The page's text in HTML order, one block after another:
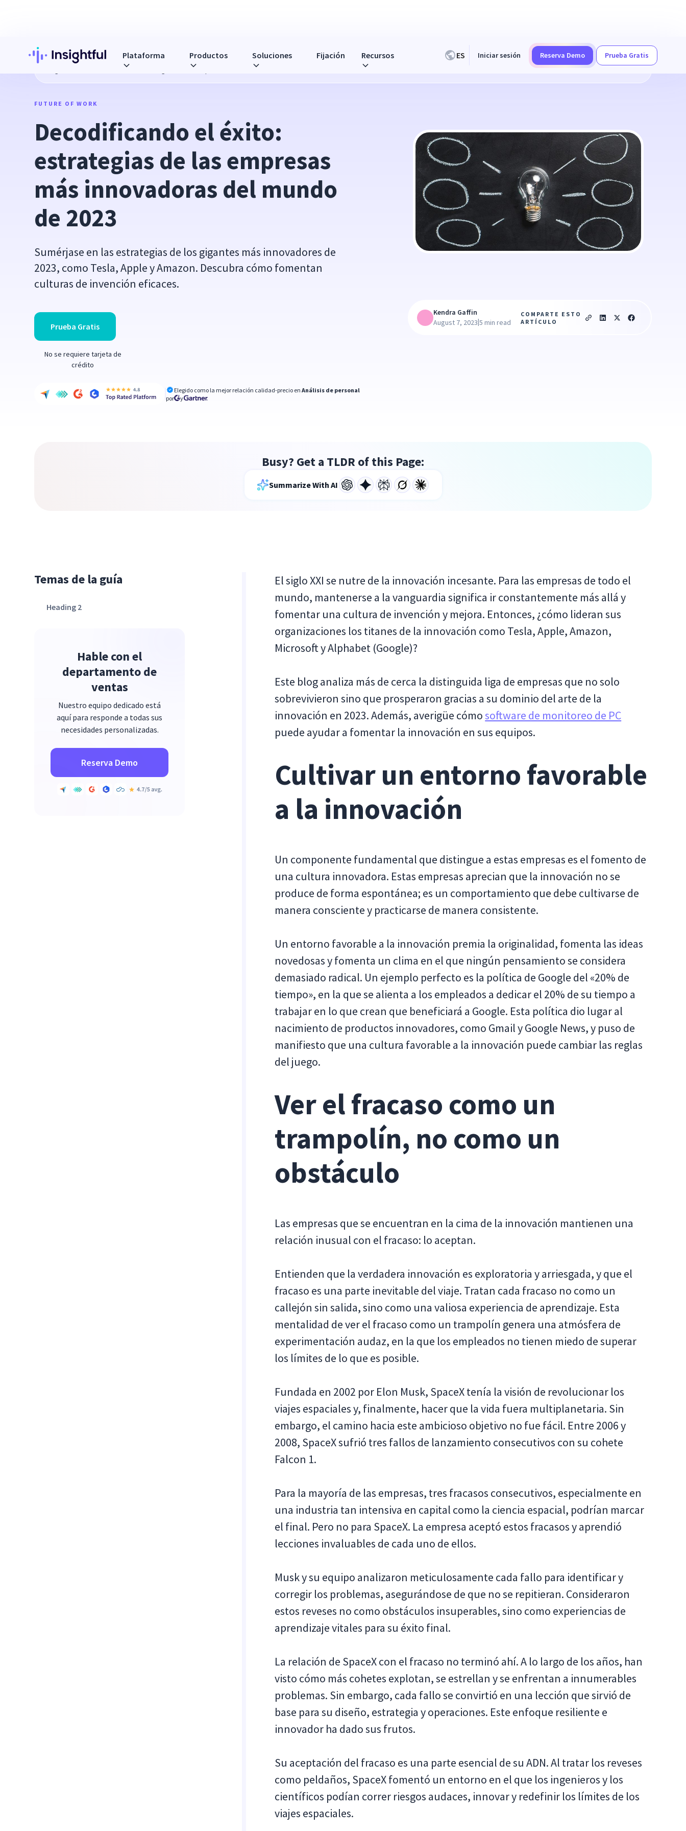
Plataforma Productos Soluciones Fijación Recursos ES Iniciar sesión Reserva Demo
Prueba Gratis
Decodificando el éxito: estrategias de las empresas más innovadoras del mundo de 2023
FUTURE OF WORK
Decodificando el éxito:
estrategias de las empresas
más innovadoras del mundo
de 2023
Sumérjase en las estrategias de los gigantes más innovadores de
2023, como Tesla, Apple y Amazon. Descubra cómo fomentan
culturas de invención eficaces.
Prueba Gratis
No se requiere tarjeta de
crédito
Elegido como la mejor relación calidad-precio enAnálisis de personal
por
y
Kendra Gaffin
August 7, 2023|5 min read
COMPARTE ESTO
ARTÍCULO
Busy? Get a TLDR of this Page:
Summarize With AI
Temas de la guía
Heading 2
Hable con el
departamento de
ventas
Nuestro equipo dedicado está
aquí para responde a todas sus
necesidades personalizadas.
Reserva Demo
El siglo XXI se nutre de la innovación incesante. Para las empresas de todo el
mundo, mantenerse a la vanguardia significa ir constantemente más allá y
fomentar una cultura de invención y mejora. Entonces, ¿cómo lideran sus
organizaciones los titanes de la innovación como Tesla, Apple, Amazon,
Microsoft y Alphabet (Google)?
Este blog analiza más de cerca la distinguida liga de empresas que no solo
sobrevivieron sino que prosperaron gracias a su dominio del arte de la
innovación en 2023. Además, averigüe cómosoftware de monitoreo de PC
puede ayudar a fomentar la innovación en sus equipos.
Cultivar un entorno favorable
a la innovación
Un componente fundamental que distingue a estas empresas es el fomento de
una cultura innovadora. Estas empresas aprecian que la innovación no se
produce de forma espontánea; es un comportamiento que debe cultivarse de
manera consciente y practicarse de manera consistente.
Un entorno favorable a la innovación premia la originalidad, fomenta las ideas
novedosas y fomenta un clima en el que ningún pensamiento se considera
demasiado radical. Un ejemplo perfecto es la política de Google del «20% de
tiempo», en la que se alienta a los empleados a dedicar el 20% de su tiempo a
trabajar en lo que crean que beneficiará a Google. Esta política dio lugar al
nacimiento de productos innovadores, como Gmail y Google News, y puso de
manifiesto que una cultura favorable a la innovación puede cambiar las reglas
del juego.
Ver el fracaso como un
trampolín, no como un
obstáculo
Las empresas que se encuentran en la cima de la innovación mantienen una
relación inusual con el fracaso: lo aceptan.
Entienden que la verdadera innovación es exploratoria y arriesgada, y que el
fracaso es una parte inevitable del viaje. Tratan cada fracaso no como un
callejón sin salida, sino como una valiosa experiencia de aprendizaje. Esta
mentalidad de ver el fracaso como un trampolín genera una atmósfera de
experimentación audaz, en la que los empleados no tienen miedo de superar
los límites de lo que es posible.
Fundada en 2002 por Elon Musk, SpaceX tenía la visión de revolucionar los
viajes espaciales y, finalmente, hacer que la vida fuera multiplanetaria. Sin
embargo, el camino hacia este ambicioso objetivo no fue fácil. Entre 2006 y
2008, SpaceX sufrió tres fallos de lanzamiento consecutivos con su cohete
Falcon 1.
Para la mayoría de las empresas, tres fracasos consecutivos, especialmente en
una industria tan intensiva en capital como la ciencia espacial, podrían marcar
el final. Pero no para SpaceX. La empresa aceptó estos fracasos y aprendió
lecciones invaluables de cada uno de ellos.
Musk y su equipo analizaron meticulosamente cada fallo para identificar y
corregir los problemas, asegurándose de que no se repitieran. Consideraron
estos reveses no como obstáculos insuperables, sino como experiencias de
aprendizaje vitales para su éxito final.
La relación de SpaceX con el fracaso no terminó ahí. A lo largo de los años, han
visto cómo más cohetes explotan, se estrellan y se enfrentan a innumerables
problemas. Sin embargo, cada fallo se convirtió en una lección que sirvió de
base para su diseño, estrategia y operaciones. Este enfoque resiliente e
innovador ha dado sus frutos.
Su aceptación del fracaso es una parte esencial de su ADN. Al tratar los reveses
como peldaños, SpaceX fomentó un entorno en el que los ingenieros y los
científicos podían correr riesgos audaces, innovar y redefinir los límites de los
viajes espaciales.